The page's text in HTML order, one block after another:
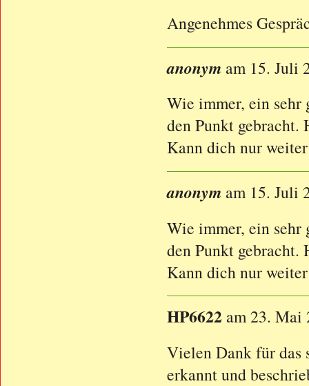
Angenehmes
anonym am 15. Juli
Wie immer, ein sehr
den Punkt gebracht.
Kann dich nur
anonym am 15. Juli
Wie immer, ein sehr
den Punkt gebracht.
Kann dich nur
HP6622 am 23. Mai
Vielen Dank für das
erkannt und